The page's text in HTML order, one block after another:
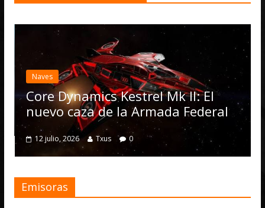
Naves
Core Dynamics Kestrel Mk II: El
nuevo caza de la Armada Federal
12 julio, 2026 Txus 0
Emisoras